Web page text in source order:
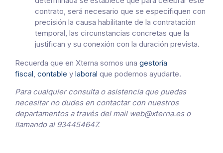
contrato, será necesario que se especifiquen con
precisión la causa habilitante de la contratación
temporal, las circunstancias concretas que la
justifican y su conexión con la duración prevista.
Recuerda que en Xterna somos una gestoría
fiscal contable y laboral que podemos ayudarte.
Para cualquier consulta o asistencia que puedas
necesitar no dudes en contactar con nuestros
departamentos a través del mail web@xterna.es o
llamando al 934454647.